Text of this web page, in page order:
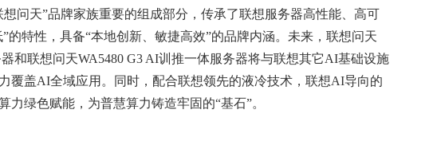
天”品牌家族重要的组成部分，传承了联想服务器高性能、高可
的特性，具备“本地创新、敏捷高效”的品牌内涵。未来，联想问天
和联想问天WA5480 G3 AI训推一体服务器将与联想其它AI基础设施
覆盖AI全域应用。同时，配合联想领先的液冷技术，联想AI导向的
绿色赋能，为普慧算力铸造牢固的“基石”。